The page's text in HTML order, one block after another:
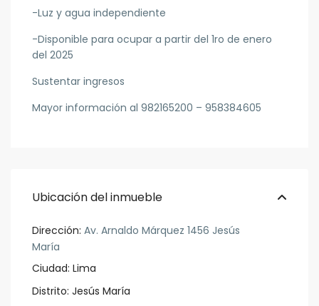
-Luz y agua independiente
-Disponible para ocupar a partir del 1ro de enero
del 2025
Sustentar ingresos
Mayor información al 982165200 – 958384605
Ubicación del inmueble
Dirección: Av. Arnaldo Márquez 1456 Jesús
María
Ciudad: Lima
Distrito: Jesús María